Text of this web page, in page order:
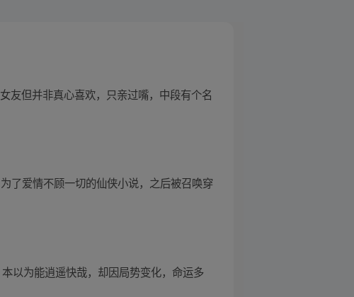
友但并非真心喜欢，只亲过嘴，中段有个名
了爱情不顾一切的仙侠小说，之后被召唤穿
以为能逍遥快哉，却因局势变化，命运多